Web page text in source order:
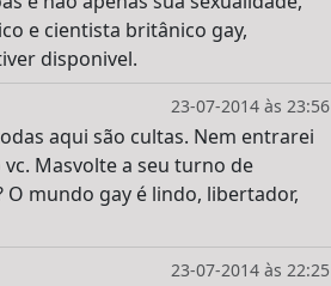
e cientista britânico gay,
disponivel.
23-07-2014 às 23:56
aqui são cultas. Nem entrarei
Masvolte a seu turno de
O mundo gay é lindo, libertador,
23-07-2014 às 22:25